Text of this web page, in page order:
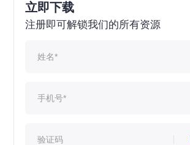
立即下载
注册即可解锁我们的所有资源